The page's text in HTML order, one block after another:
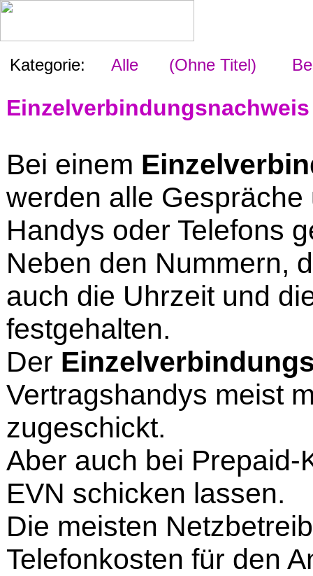
Kategorie: Alle (Ohne Titel)
Einzelverbindungsnachweis
Bei einem
werden alle
Handys oder Telefons
Neben den Nummern,
auch die Uhrzeit und
festgehalten.
Der
Vertragshandys meist
zugeschickt.
Aber auch bei
EVN schicken lassen.
Die meisten
Telefonkosten für den